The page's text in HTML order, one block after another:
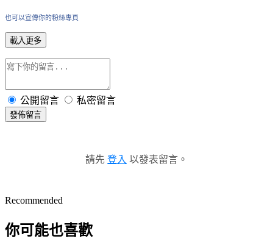
也可以宣傳你的粉絲專頁
載入更多
公開留言 私密留言
發佈留言
請先 登入 以發表留言。
Recommended
你可能也喜歡